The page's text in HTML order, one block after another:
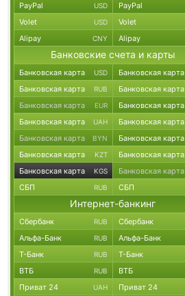
PayPal USD PayPal
Volet USD Volet
Alipay CNY Alipay
Банковские счета и карты
Банковская карта USD Банковская карта
Банковская карта RUB Банковская карта
Банковская карта EUR Банковская карта
Банковская карта UAH Банковская карта
Банковская карта BYN Банковская карта
Банковская карта KZT Банковская карта
Банковская карта KGS Банковская карта
СБП RUB СБП
Интернет-банкинг
Сбербанк RUB Сбербанк
Альфа-Банк RUB Альфа-Банк
Т-Банк RUB Т-Банк
ВТБ RUB ВТБ
Приват 24 UAH Приват 24